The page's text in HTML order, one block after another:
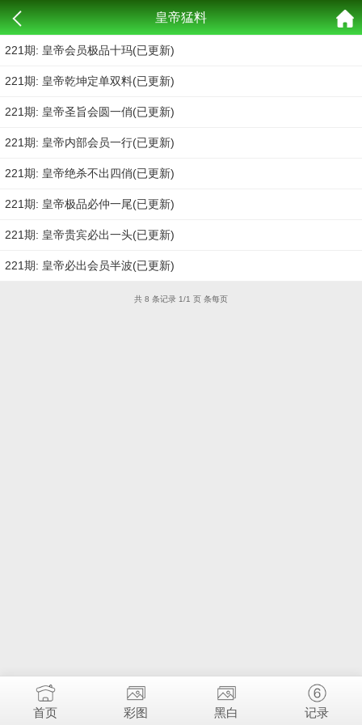
皇帝猛料
221期: 皇帝会员极品十玛(已更新)
221期: 皇帝乾坤定单双料(已更新)
221期: 皇帝圣旨会圆一俏(已更新)
221期: 皇帝内部会员一行(已更新)
221期: 皇帝绝杀不出四俏(已更新)
221期: 皇帝极品必仲一尾(已更新)
221期: 皇帝贵宾必出一头(已更新)
221期: 皇帝必出会员半波(已更新)
共 8 条记录 1/1 页 条每页
首页 彩图 黑白 记录